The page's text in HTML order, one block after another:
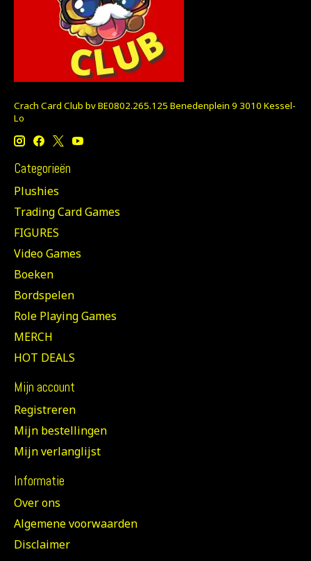
Crach Card Club bv BE0802.265.125 Benedenplein 9 3010 Kessel-
Lo
Categorieën
Plushies
Trading Card Games
FIGURES
Video Games
Boeken
Bordspelen
Role Playing Games
MERCH
HOT DEALS
Mijn account
Registreren
Mijn bestellingen
Mijn verlanglijst
Informatie
Over ons
Algemene voorwaarden
Disclaimer